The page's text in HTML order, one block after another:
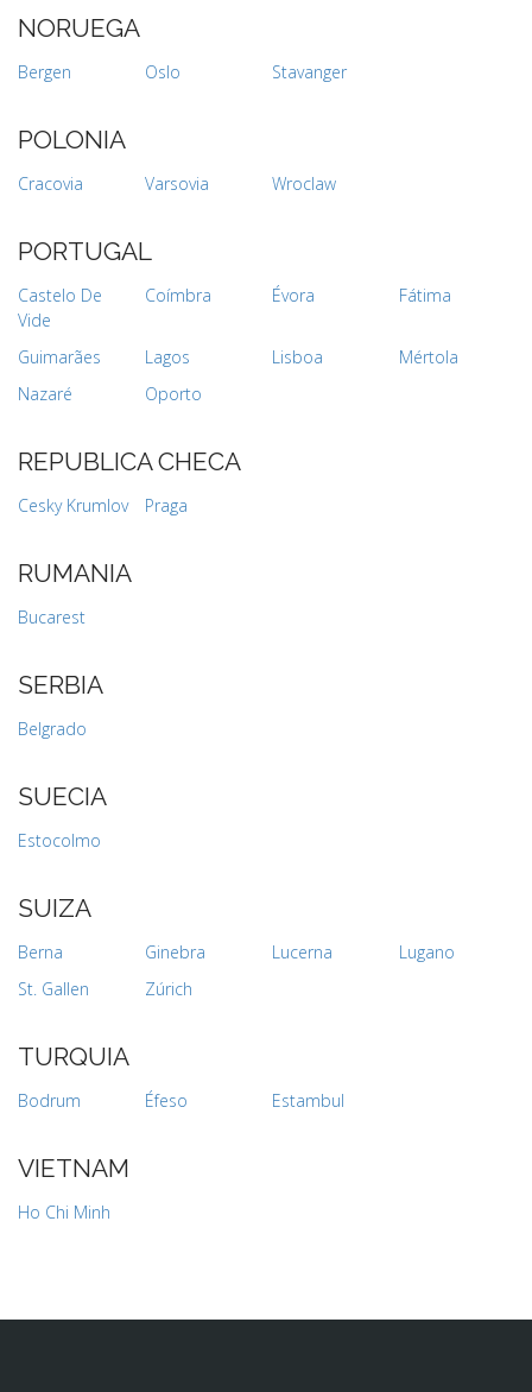
NORUEGA
Bergen Oslo Stavanger
POLONIA
Cracovia Varsovia Wroclaw
PORTUGAL
Castelo De
Vide
Coímbra Évora Fátima
Guimarães Lagos Lisboa
Mértola
Nazaré
Oporto
REPUBLICA CHECA
Cesky Krumlov Praga
RUMANIA
Bucarest
SERBIA
Belgrado
SUECIA
Estocolmo
SUIZA
Berna Ginebra Lucerna
Lugano
St. Gallen
Zúrich
TURQUIA
Bodrum Éfeso Estambul
VIETNAM
Ho Chi Minh